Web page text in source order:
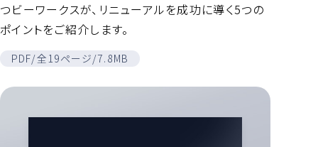
つビーワークスが、リニューアルを成功に導く5つの
ポイントをご紹介します。
PDF/全19ページ/7.8MB